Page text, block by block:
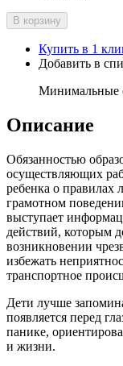
В корзину
Купить в 1
Добавить в
Минимальные
Описание
Обязанностью
осуществляющих
ребенка о правилах
грамотном
выступает
действий, которым
возникновении
избежать
транспортное
Дети лучше
появляется перед
панике,
и жизни.